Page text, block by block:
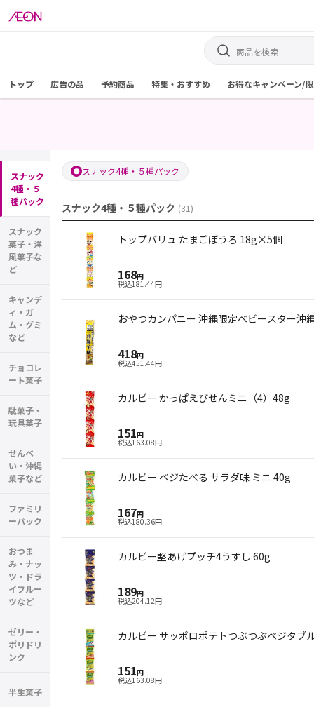
トップ 広告の品 予約商品 特集・おすすめ お得なキャンペーン/
スナック
4種・５
種パック
スナック
菓子・洋
風菓子な
ど
キャンデ
ィ・ガ
ム・グミ
など
チョコレ
ート菓子
駄菓子・
玩具菓子
せんべ
い・沖縄
菓子など
ファミリ
ーパック
おつま
み・ナッ
ツ・ドラ
イフルー
ツなど
ゼリー・
ポリドリ
ンク
半生菓子
スナック4種・５種パック
スナック4種・５種パック (31)
トップバリュ たまごぼうろ 18g×5個
168円
税込181.44円
おやつカンパニー 沖縄限定ベビースター沖
418円
税込451.44円
カルビー かっぱえびせんミニ（4）48g
151円
税込163.08円
カルビー ベジたべる サラダ味 ミニ 40g
167円
税込180.36円
カルビー堅あげプッチ4うすし 60g
189円
税込204.12円
カルビー サッポロポテトつぶつぶベジタブ
151円
税込163.08円